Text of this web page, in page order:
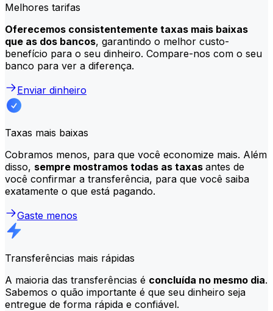
Melhores tarifas
Oferecemos consistentemente taxas mais baixas
que as dos bancos, garantindo o melhor custo-
benefício para o seu dinheiro. Compare-nos com o seu
banco para ver a diferença.
Enviar dinheiro
Taxas mais baixas
Cobramos menos, para que você economize mais. Além
disso, sempre mostramos todas as taxas antes de
você confirmar a transferência, para que você saiba
exatamente o que está pagando.
Gaste menos
Transferências mais rápidas
A maioria das transferências é concluída no mesmo dia.
Sabemos o quão importante é que seu dinheiro seja
entregue de forma rápida e confiável.